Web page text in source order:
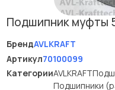
Подшипник муфты
БрендAVLKRAFT
Артикул70100099
КатегорииAVLKRAFT
Подшипники